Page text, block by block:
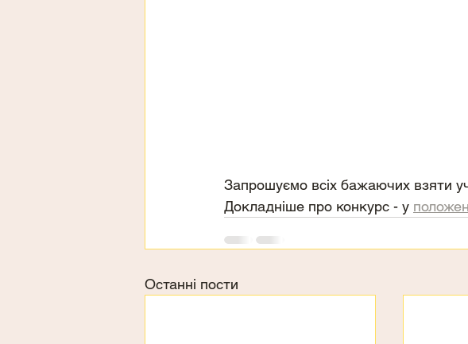
Запрошуємо всіх бажаючих взяти
Докладніше про конкурс - у
Останні пости